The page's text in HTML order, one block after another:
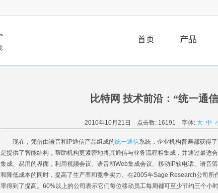
首页 产品
比特网 技术前沿：“统一通
2010年10月21日 点击数:16191 字体: 大 中
现在，凭借由语音和IP通信产品组成的统一通信系统，企业机构普遍都获得
是提供了智能结构，帮助机构更紧密地将其通信与业务流程相集成，并通过最适
集成、易用的界面，利用视频会议、语音和Web集成会议、移动IP软电话、语音
和降低成本的同时，提高了生产率和竞争实力。在2005年Sage Research公司
率得到了提高。60%以上的公司表示它们每位移动员工每周都可至少节约三个小